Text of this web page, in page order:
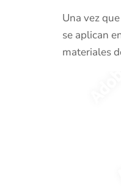
Una vez
se aplican
materiales